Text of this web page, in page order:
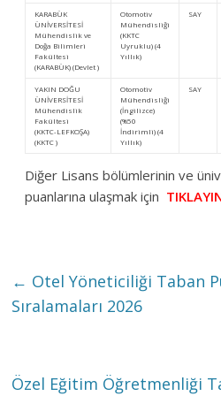
KARABÜK
ÜNİVERSİTESİ
Mühendislik ve
Doğa Bilimleri
Fakültesi
(KARABÜK) (Devlet )
Otomotiv
Mühendisliği
(KKTC
Uyruklu) (4
Yıllık)
SAY
YAKIN DOĞU
ÜNİVERSİTESİ
Mühendislik
Fakültesi
(KKTC-LEFKOŞA)
(KKTC )
Otomotiv
Mühendisliği
(İngilizce)
(%50
İndirimli) (4
Yıllık)
SAY
Diğer Lisans bölümlerinin ve
puanlarına ulaşmak için
← Otel Yöneticiliği Taban
Sıralamaları 2026
Özel Eğitim Öğretmenliği